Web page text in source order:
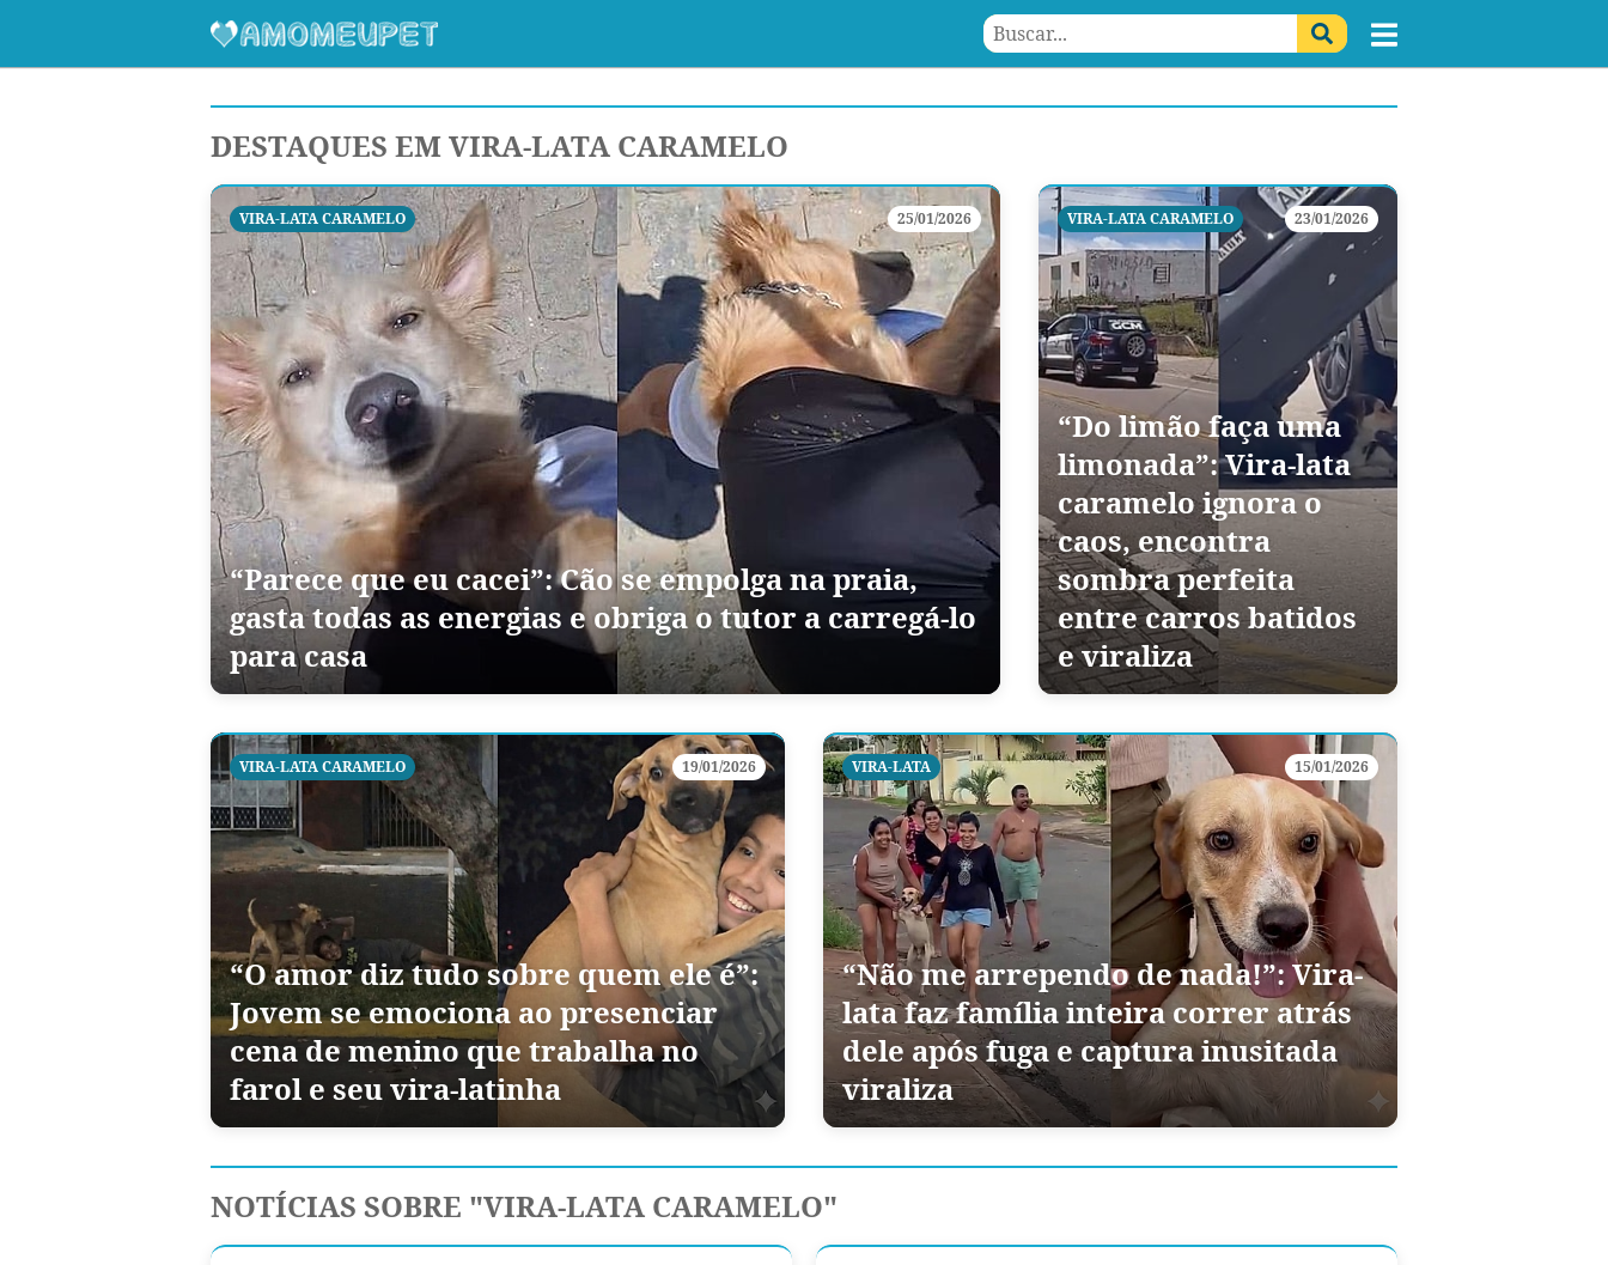
DESTAQUES EM VIRA-LATA CARAMELO
VIRA-LATA CARAMELO 25/01/2026
“Parece que eu cacei”: Cão se empolga na praia,
gasta todas as energias e obriga o tutor a carregá-lo
para casa
VIRA-LATA CARAMELO 23/01/2026
“Do limão faça uma
limonada”: Vira-lata
caramelo ignora o
caos, encontra
sombra perfeita
entre carros batidos
e viraliza
VIRA-LATA CARAMELO 19/01/2026
“O amor diz tudo sobre quem ele é”:
Jovem se emociona ao presenciar
cena de menino que trabalha no
farol e seu vira-latinha
VIRA-LATA 15/01/2026
“Não me arrependo de nada!”: Vira-
lata faz família inteira correr atrás
dele após fuga e captura inusitada
viraliza
NOTÍCIAS SOBRE "VIRA-LATA CARAMELO"